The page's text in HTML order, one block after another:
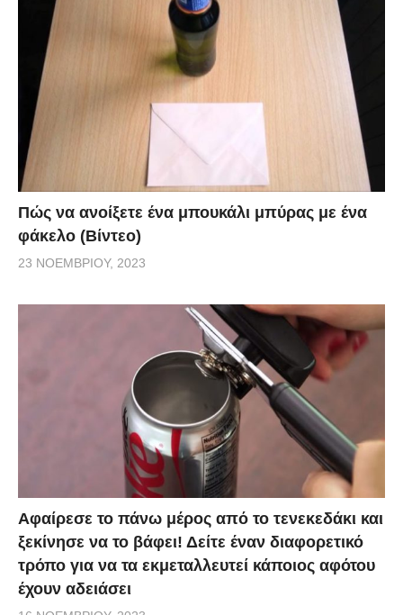
Πώς να ανοίξετε ένα μπουκάλι μπύρας με ένα
φάκελο (Βίντεο)
23 ΝΟΕΜΒΡΊΟΥ, 2023
Αφαίρεσε το πάνω μέρος από το τενεκεδάκι και
ξεκίνησε να το βάφει! Δείτε έναν διαφορετικό
τρόπο για να τα εκμεταλλευτεί κάποιος αφότου
έχουν αδειάσει